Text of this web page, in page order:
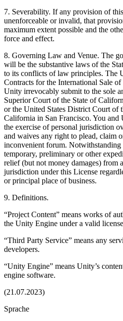
7. Severability. If any provision of
unenforceable or invalid, that
maximum extent possible and the
force and effect.
8. Governing Law and Venue. The
will be the substantive laws of the
to its conflicts of law principles. The
Contracts for the International Sale
Unity irrevocably submit to the sole
Superior Court of the State of
or the United States District Court of
California in San Francisco. You
the exercise of personal jurisdiction
and waives any right to plead, claim
inconvenient forum.
temporary, preliminary or other
relief (but not money damages) from
jurisdiction under this License
or principal place of business.
9. Definitions.
“Project Content” means works of
the Unity Engine under a valid
“Third Party Service” means any
developers.
“Unity Engine” means Unity’s
engine software.
(21.07.2023)
Sprache